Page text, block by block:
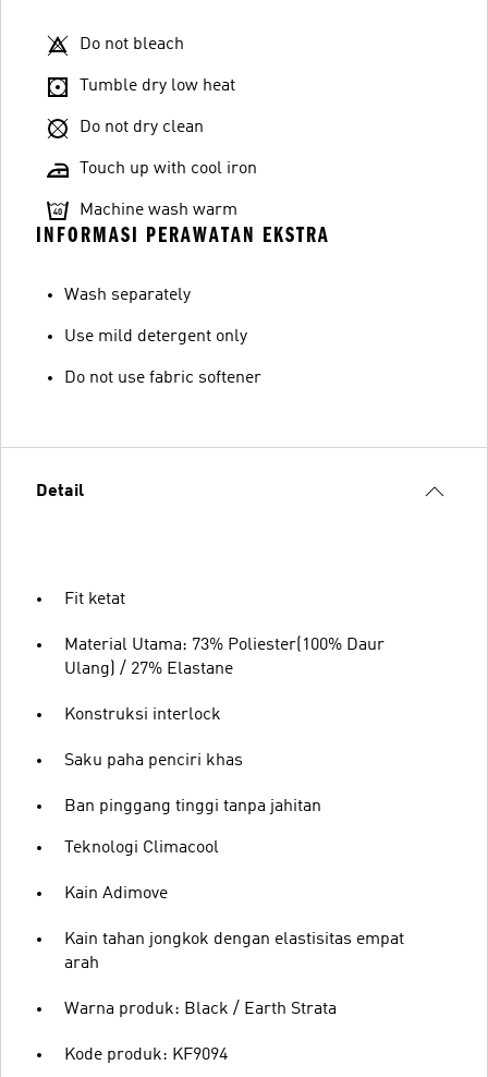
Do not bleach
Tumble dry low heat
Do not dry clean
Touch up with cool iron
Machine wash warm
INFORMASI PERAWATAN EKSTRA
Wash separately
Use mild detergent only
Do not use fabric softener
Detail
Fit ketat
Material Utama: 73% Poliester(100% Daur
Ulang) / 27% Elastane
Konstruksi interlock
Saku paha penciri khas
Ban pinggang tinggi tanpa jahitan
Teknologi Climacool
Kain Adimove
Kain tahan jongkok dengan elastisitas empat
arah
Warna produk: Black / Earth Strata
Kode produk: KF9094